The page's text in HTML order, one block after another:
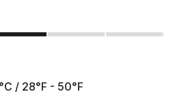
/ 28°F - 50°F